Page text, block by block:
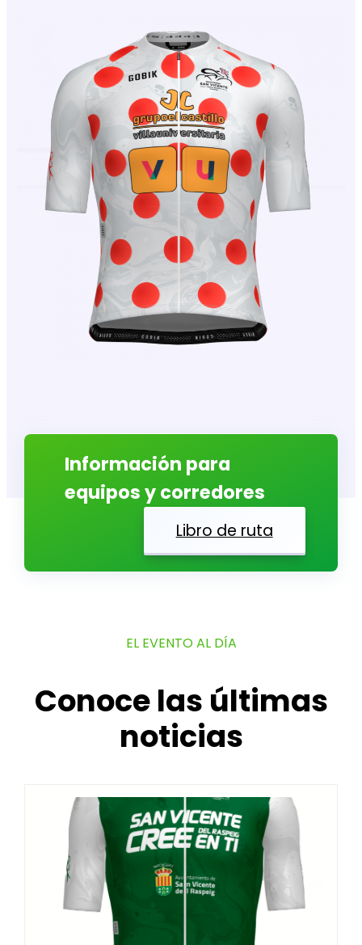
Información para
equipos y corredores
Libro de ruta
EL EVENTO AL DÍA
Conoce las últimas
noticias